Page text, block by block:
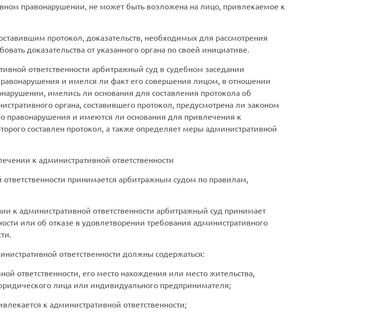
правонарушении, не может быть возложена на лицо, привлекаемое к
протокол, доказательств, необходимых для рассмотрения
доказательства от указанного органа по своей инициативе.
ответственности арбитражный суд в судебном заседании
и имелся ли факт его совершения лицом, в отношении
имелись ли основания для составления протокола об
органа, составившего протокол, предусмотрена ли законом
правонарушения и имеются ли основания для привлечения к
составлен протокол, а также определяет меры административной
к административной ответственности
принимается арбитражным судом по правилам,
к административной ответственности арбитражный суд принимает
или об отказе в удовлетворении требования административного
ответственности должны содержаться:
ответственности, его место нахождения или место жительства,
лица или индивидуального предпринимателя;
к административной ответственности;